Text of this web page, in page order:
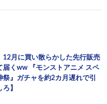
12月に買い散らかした先行販売
届くww 『モンストアニメ スペ
』ガチャを約2カ月遅れで引
】